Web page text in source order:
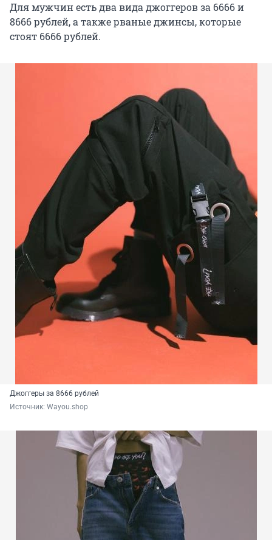
Для мужчин есть два вида джоггеров за 6666 и
8666 рублей, а также рваные джинсы, которые
стоят 6666 рублей.
Джоггеры за 8666 рублей
Источник: Wayou.shop